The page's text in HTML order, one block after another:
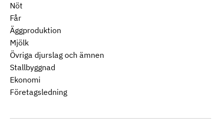
Nöt
Får
Äggproduktion
Mjölk
Övriga djurslag och ämnen
Stallbyggnad
Ekonomi
Företagsledning